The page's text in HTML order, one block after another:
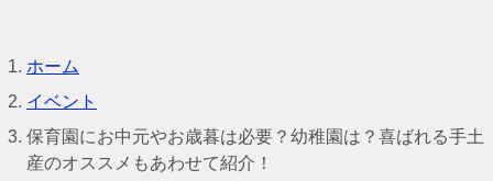
ホーム
イベント
保育園にお中元やお歳暮は必要？幼稚園は？喜ばれる手土
産のオススメもあわせて紹介！